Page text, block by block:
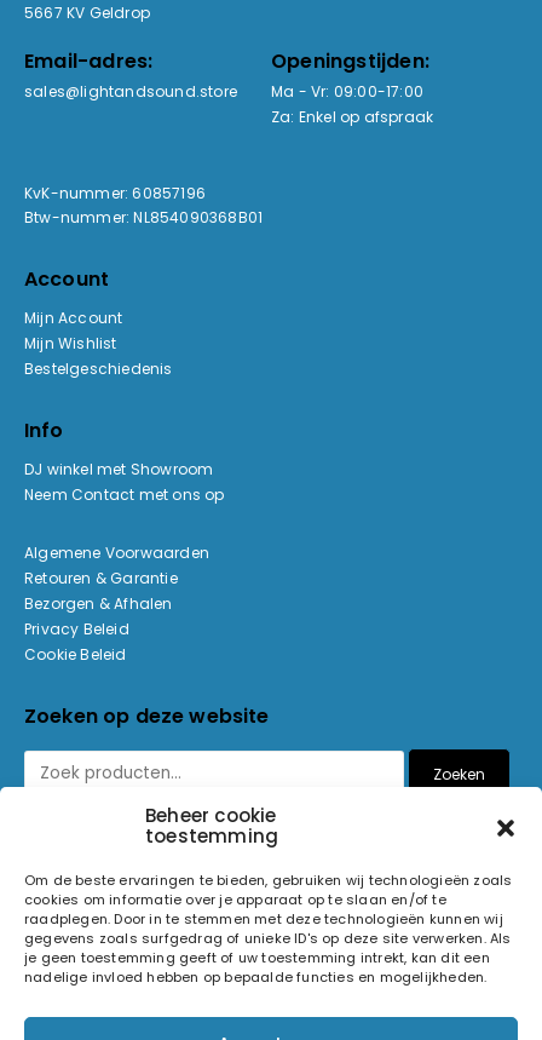
Beheer cookie
toestemming
Om de beste ervaringen te bieden, gebruiken wij technologieën zoals
cookies om informatie over je apparaat op te slaan en/of te
raadplegen. Door in te stemmen met deze technologieën kunnen wij
gegevens zoals surfgedrag of unieke ID's op deze site verwerken. Als
je geen toestemming geeft of uw toestemming intrekt, kan dit een
nadelige invloed hebben op bepaalde functies en mogelijkheden.
5667 KV Geldrop
Email-adres:
sales@lightandsound.store
Openingstijden:
Ma - Vr: 09:00-17:00
Za: Enkel op afspraak
KvK-nummer: 60857196
Btw-nummer: NL854090368B01
Account
Mijn Account
Mijn Wishlist
Bestelgeschiedenis
Info
DJ winkel met Showroom
Neem Contact met ons op
Algemene Voorwaarden
Retouren & Garantie
Bezorgen & Afhalen
Privacy Beleid
Cookie Beleid
Zoeken op deze website
Zoeken
© 2026 Light and Sound Factory. Alle rechten voorbehouden.